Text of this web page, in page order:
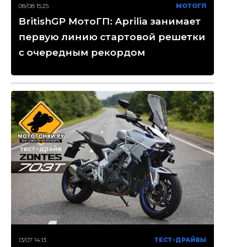
08/08 15:25 МОТОГП
BritishGP МотоГП: Aprilia занимает
первую линию стартовой решетки
с очередным рекордом
13/07 14:13 ТЕСТ-ДРАЙВЫ